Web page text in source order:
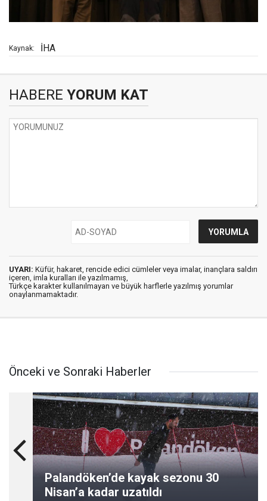
Kaynak: İHA
HABERE YORUM KAT
UYARI: Küfür, hakaret, rencide edici cümleler veya imalar, inançlara saldırı
içeren, imla kuralları ile yazılmamış,
Türkçe karakter kullanılmayan ve büyük harflerle yazılmış yorumlar
onaylanmamaktadır.
Önceki ve Sonraki Haberler
Palandöken’de kayak sezonu 30
Nisan’a kadar uzatıldı